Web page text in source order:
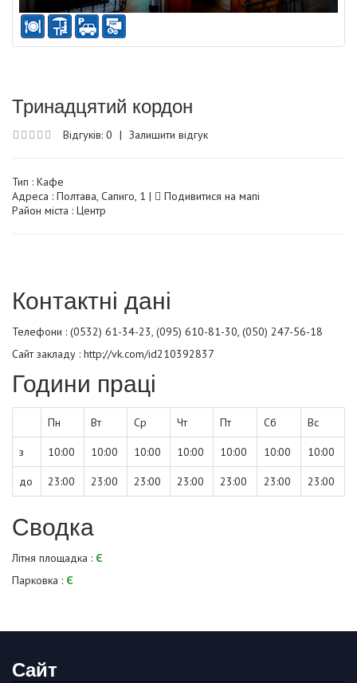
Тринадцятий кордон
Відгуків: 0 | Залишити відгук
Тип : Кафе
Адреса : Полтава, Сапиго, 1 |
Подивитися на мапі
Район міста : Центр
Контактні дані
Телефони : (0532) 61-34-23, (095) 610-81-30, (050) 247-56-18
Сайт закладу : http://vk.com/id210392837
Години праці
Пн Вт Ср Чт Пт Сб Вс
з 10:00 10:00 10:00 10:00 10:00 10:00 10:00
до 23:00 23:00 23:00 23:00 23:00 23:00 23:00
Сводка
Літня площадка : Є
Парковка : Є
Сайт